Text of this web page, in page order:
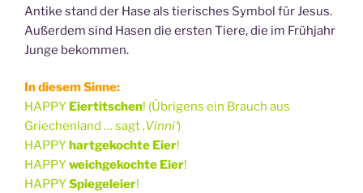
Antike stand der Hase als tierisches Symbol für Jesus.
Außerdem sind Hasen die ersten Tiere, die im Frühjahr
Junge bekommen.
In diesem Sinne:
HAPPYEiertitschen! (Übrigens ein Brauch aus
Griechenland … sagt‚Vinni‘)
HAPPYhartgekochte Eier!
HAPPYweichgekochte Eier!
HAPPYSpiegeleier!